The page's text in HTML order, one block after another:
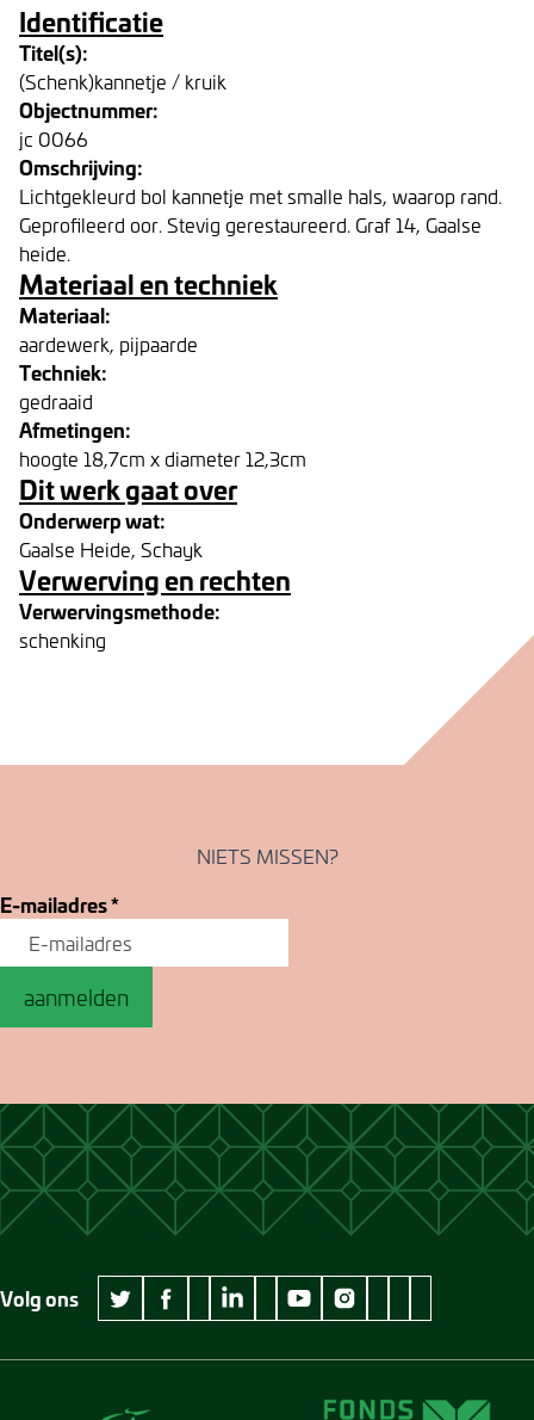
Identificatie
Titel(s):
(Schenk)kannetje / kruik
Objectnummer:
jc 0066
Omschrijving:
Lichtgekleurd bol kannetje met smalle hals, waarop rand.
Geprofileerd oor. Stevig gerestaureerd. Graf 14, Gaalse
heide.
Materiaal en techniek
Materiaal:
aardewerk, pijpaarde
Techniek:
gedraaid
Afmetingen:
hoogte 18,7cm x diameter 12,3cm
Dit werk gaat over
Onderwerp wat:
Gaalse Heide, Schayk
Verwerving en rechten
Verwervingsmethode:
schenking
NIETS MISSEN?
E-mailadres*
aanmelden
Volg ons
twitter Museum Jan Cunen
facebook Museum Jan Cunen
wikipedia Museum Jan Cunen
linkedin Museum Jan Cunen
googleplus Museum Jan Cunen
youtube Museum Jan Cunen
instagram Museum